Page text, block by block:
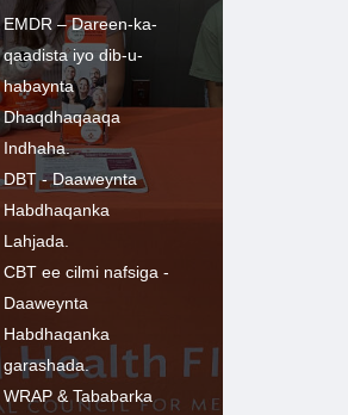
EMDR – Dareen-ka-
qaadista iyo dib-u-
habaynta
Dhaqdhaqaaqa
Indhaha.
DBT - Daaweynta
Habdhaqanka
Lahjada.
CBT ee cilmi nafsiga -
Daaweynta
Habdhaqanka
garashada.
WRAP & Tababarka